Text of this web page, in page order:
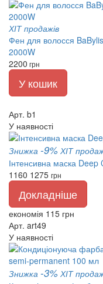
ХІТ продажів
Фен для волосся
2000W
2200 грн
У кошик
Арт. b1
У наявності
Знижка -9% ХІТ
Інтенсивна маска
1160 1275 грн
Докладніше
економія 115 грн
Арт. art49
У наявності
Знижка -3% ХІТ